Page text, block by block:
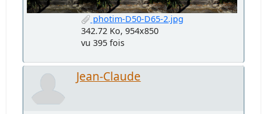
photim-D50-D65-2.jpg
342.72 Ko, 954x850
vu 395 fois
Jean-Claude